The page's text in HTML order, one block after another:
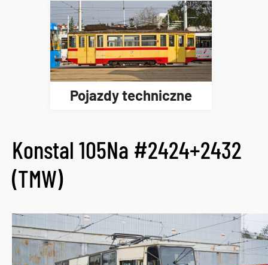
Pojazdy techniczne
Konstal 105Na #2424+2432
(TMW)